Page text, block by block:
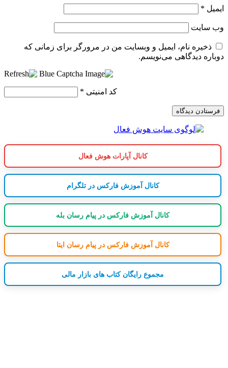
ایمیل *
وب‌ سایت
ذخیره نام، ایمیل و وبسایت من در مرورگر برای زمانی که
دوباره دیدگاهی می‌نویسم.
کد امنیتی *
کانال آپارات هوش فعال
کانال آموزش فارکس در تلگرام
کانال آموزش فارکس در پیام رسان بله
کانال آموزش فارکس در پیام رسان ایتا
مجموع رایگان کتاب های بازار مالی